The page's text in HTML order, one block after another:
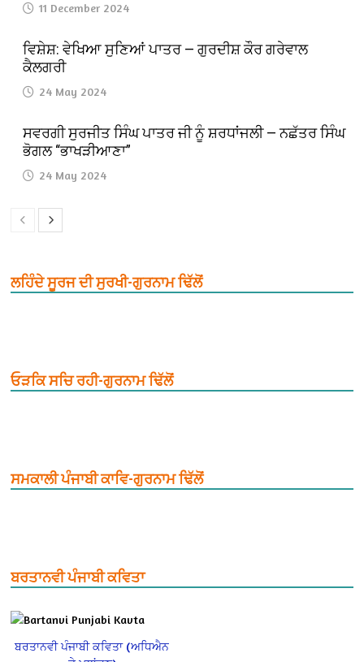
11 December 2024
ਵਿਸ਼ੇਸ਼: ਵੇਖਿਆ ਸੁਣਿਆਂ ਪਾਤਰ — ਗੁਰਦੀਸ਼ ਕੌਰ ਗਰੇਵਾਲ
ਕੈਲਗਰੀ
24 May 2024
ਸਵਰਗੀ ਸੁਰਜੀਤ ਸਿੰਘ ਪਾਤਰ ਜੀ ਨੂੰ ਸ਼ਰਧਾਂਜਲੀ — ਨਛੱਤਰ ਸਿੰਘ
ਭੋਗਲ “ਭਾਖੜੀਆਣਾ”
24 May 2024
ਲਹਿੰਦੇ ਸੂਰਜ ਦੀ ਸੁਰਖੀ-ਗੁਰਨਾਮ ਢਿੱਲੋਂ
ਓੜਕਿ ਸਚਿ ਰਹੀ-ਗੁਰਨਾਮ ਢਿੱਲੋਂ
ਸਮਕਾਲੀ ਪੰਜਾਬੀ ਕਾਵਿ-ਗੁਰਨਾਮ ਢਿੱਲੋਂ
ਬਰਤਾਨਵੀ ਪੰਜਾਬੀ ਕਵਿਤਾ
ਬਰਤਾਨਵੀ ਪੰਜਾਬੀ ਕਵਿਤਾ (ਅਧਿਐਨ